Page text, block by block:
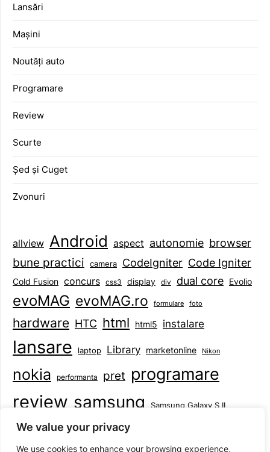
We value your privacy
We use cookies to enhance your browsing experience,
Lansări
Mașini
Noutăți auto
Programare
Review
Scurte
Șed și Cuget
Zvonuri
allview Android aspect autonomie browser
bune practici camera CodeIgniter Code Igniter
Cold Fusion concurs css3 display div dual core Evolio
evoMAG evoMAG.ro formulare foto
hardware HTC html html5 instalare
lansare laptop Library marketonline Nikon
nokia performanta pret programare
review samsung Samsung Galaxy S II
smartphone specificatii standarde